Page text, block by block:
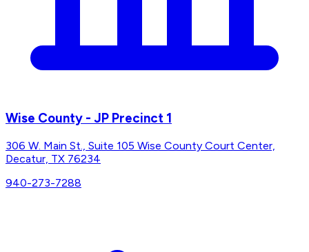
Wise County - JP Precinct 1
306 W. Main St., Suite 105 Wise County Court Center,
Decatur, TX 76234
940-273-7288